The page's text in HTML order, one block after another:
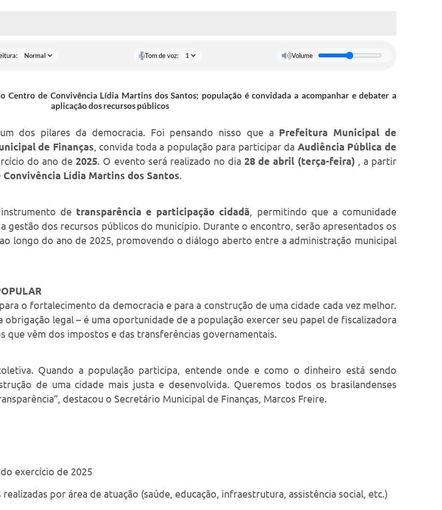
MÍDIAS
Tom de voz: Volume
Centro de Convivência Lídia Martins dos Santos; população é convidada a acompanhar e debater a
aplicação dos recursos públicos
dos pilares da democracia. Foi pensando nisso que a Prefeitura Municipal de
de Finanças, convida toda a população para participar da Audiência Pública de
do ano de 2025. O evento será realizado no dia 28 de abril (terça-feira) , a partir
Convivência Lídia Martins dos Santos.
de transparência e participação cidadã, permitindo que a comunidade
gestão dos recursos públicos do município. Durante o encontro, serão apresentados os
longo do ano de 2025, promovendo o diálogo aberto entre a administração municipal
o fortalecimento da democracia e para a construção de uma cidade cada vez melhor.
obrigação legal – é uma oportunidade de a população exercer seu papel de fiscalizadora
que vêm dos impostos e das transferências governamentais.
Quando a população participa, entende onde e como o dinheiro está sendo
de uma cidade mais justa e desenvolvida. Queremos todos os brasilandenses
destacou o Secretário Municipal de Finanças, Marcos Freire.
exercício de 2025
por área de atuação (saúde, educação, infraestrutura, assistência social, etc.)